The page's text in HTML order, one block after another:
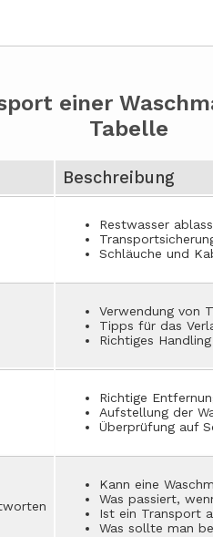
einer
Tabelle
Beschreibung
Restwasser
Schläuche und
Verwendung von
Tipps für das
Richtiges
Richtige
Aufstellung der
Überprüfung auf
Kann eine
Was passiert,
Ist ein Transport
Was sollte man